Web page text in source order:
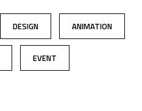
DESIGN ANIMATION
EVENT